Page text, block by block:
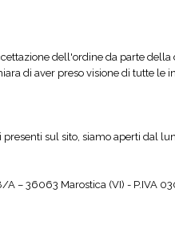
dell'ordine da parte
di aver preso visione di tutte
sul sito, siamo aperti dal
A – 36063 Marostica (VI) - P.IVA